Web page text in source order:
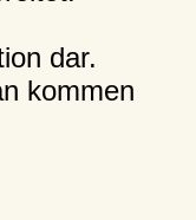
dar.
kommen